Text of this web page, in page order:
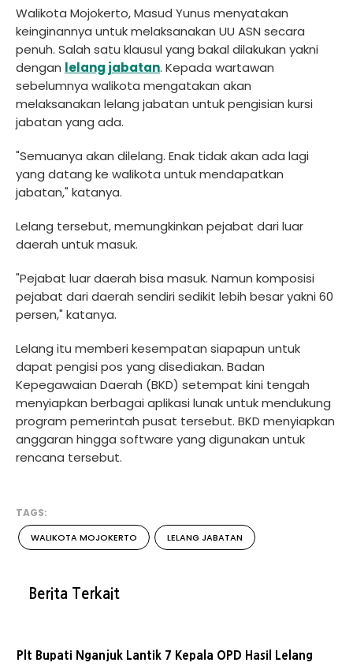
Walikota Mojokerto, Masud Yunus menyatakan
keinginannya untuk melaksanakan UU ASN secara
penuh. Salah satu klausul yang bakal dilakukan yakni
dengan lelang jabatan. Kepada wartawan
sebelumnya walikota mengatakan akan
melaksanakan lelang jabatan untuk pengisian kursi
jabatan yang ada.
"Semuanya akan dilelang. Enak tidak akan ada lagi
yang datang ke walikota untuk mendapatkan
jabatan," katanya.
Lelang tersebut, memungkinkan pejabat dari luar
daerah untuk masuk.
"Pejabat luar daerah bisa masuk. Namun komposisi
pejabat dari daerah sendiri sedikit lebih besar yakni 60
persen," katanya.
Lelang itu memberi kesempatan siapapun untuk
dapat pengisi pos yang disediakan. Badan
Kepegawaian Daerah (BKD) setempat kini tengah
menyiapkan berbagai aplikasi lunak untuk mendukung
program pemerintah pusat tersebut. BKD menyiapkan
anggaran hingga software yang digunakan untuk
rencana tersebut.
TAGS:
WALIKOTA MOJOKERTO LELANG JABATAN
Berita Terkait
Plt Bupati Nganjuk Lantik 7 Kepala OPD Hasil Lelang